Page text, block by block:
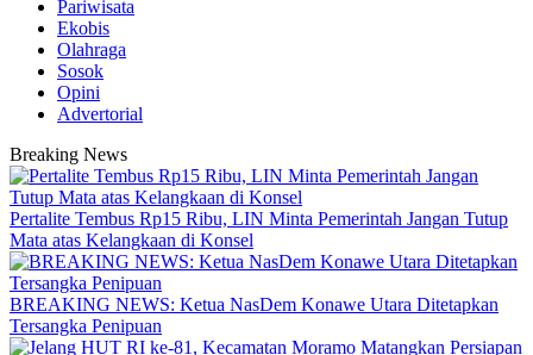
Pariwisata
Ekobis
Olahraga
Sosok
Opini
Advertorial
Breaking News
‎Pertalite Tembus Rp15 Ribu, LIN Minta Pemerintah Jangan Tutup
Mata atas Kelangkaan di Konsel
BREAKING NEWS: Ketua NasDem Konawe Utara Ditetapkan
Tersangka Penipuan